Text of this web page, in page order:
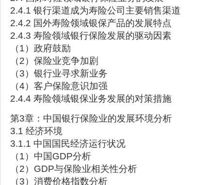
2.4.1 银行渠道成为寿险公司主要销售渠道
2.4.2 国外寿险领域银保产品的发展特点
2.4.3 寿险领域银行保险发展的驱动因素
（1）政府鼓励
（2）保险业竞争加剧
（3）银行业寻求新业务
（4）客户保险意识加强
2.4.4 寿险领域银保业务发展的对策措施
第3章：中国银行保险业的发展环境分析
3.1 经济环境
3.1.1 中国国民经济运行状况
（1）中国GDP分析
（2）GDP与保险业相关性分析
（3）消费价格指数分析